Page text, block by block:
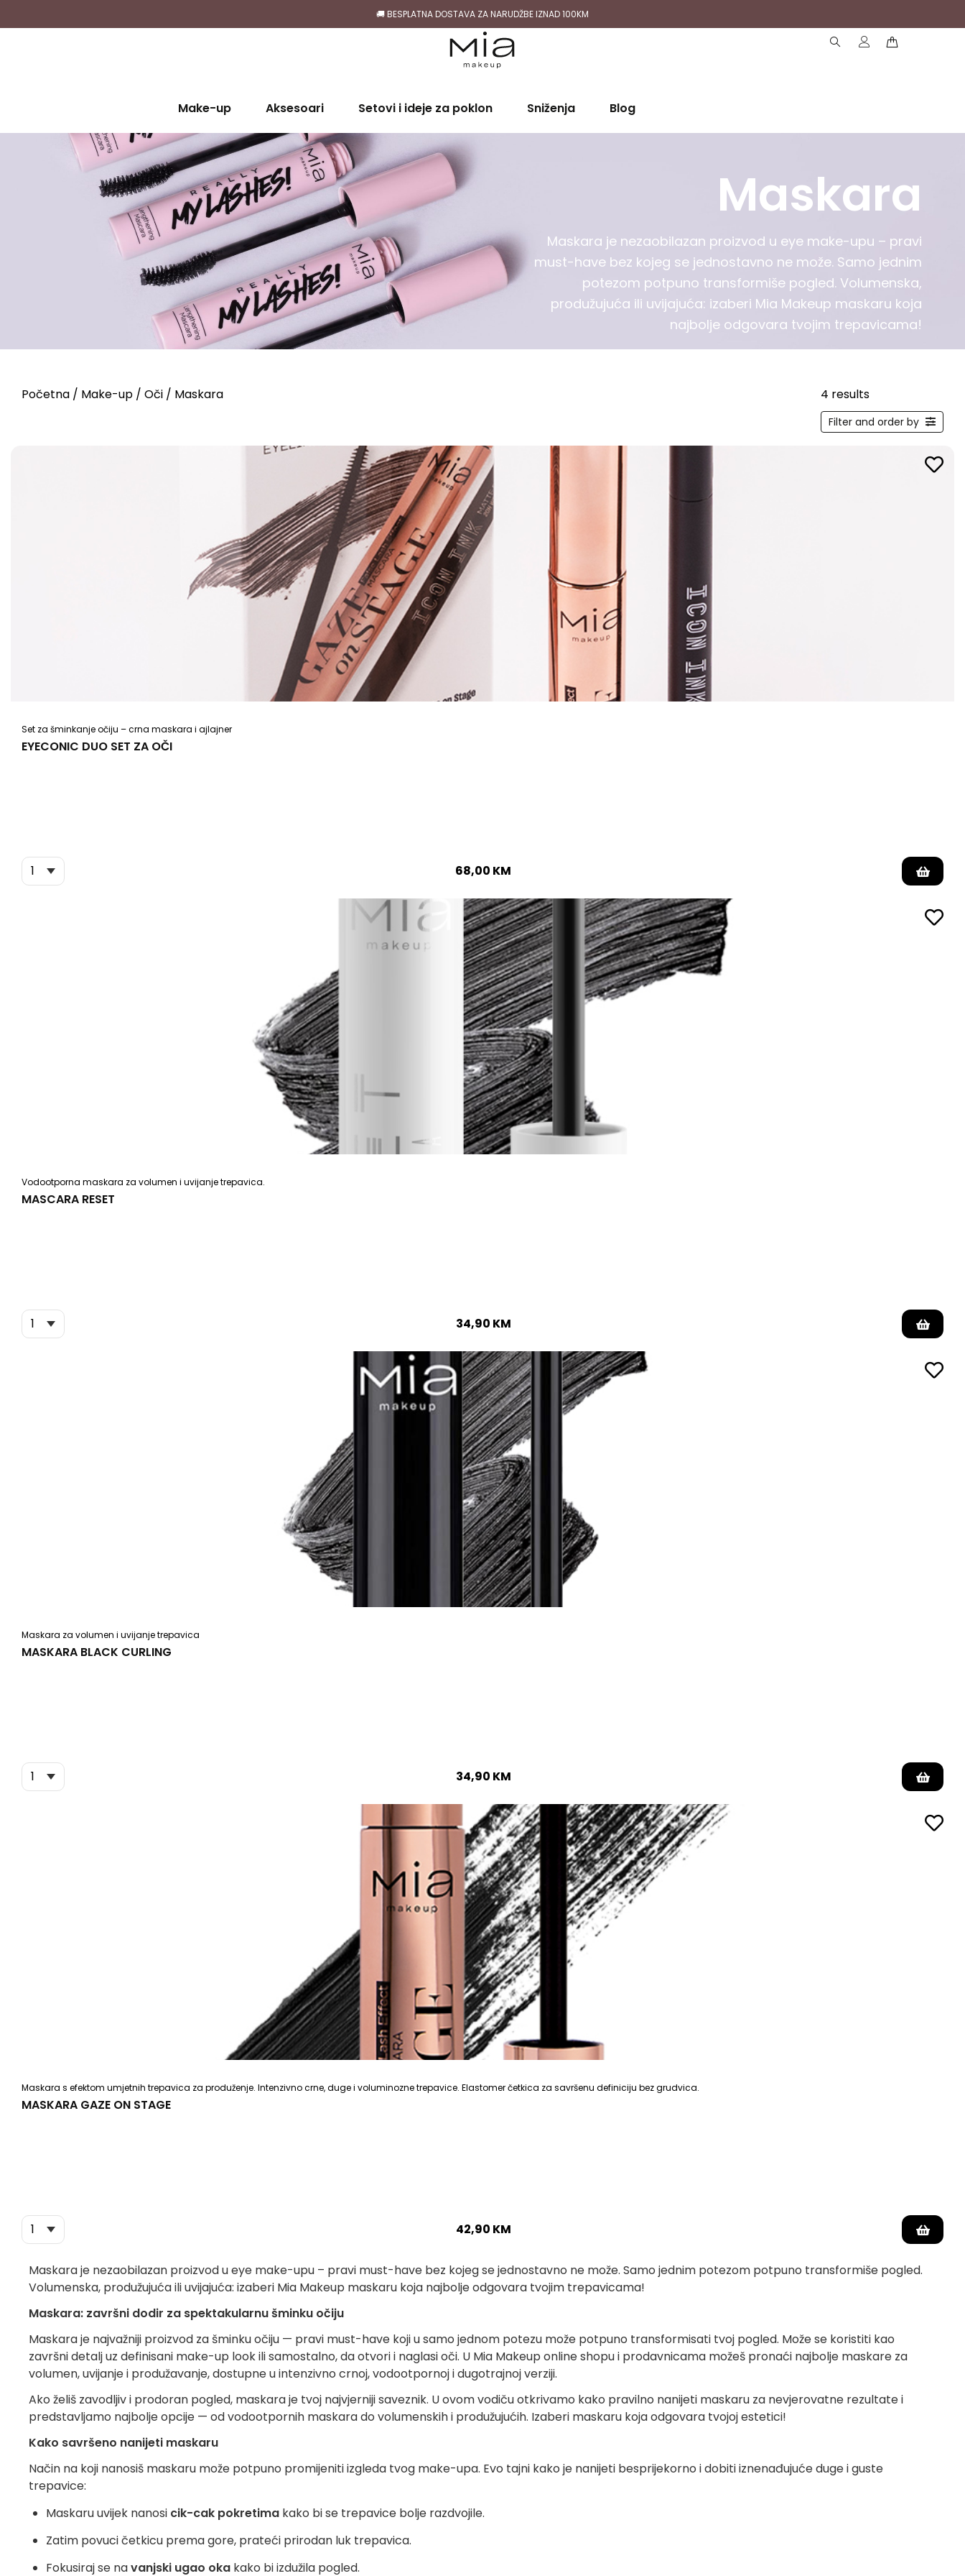
🚚 BESPLATNA DOSTAVA ZA NARUDŽBE IZNAD 100KM
Make-up Aksesoari Setovi i ideje za poklon Sniženja Blog
Maskara
Maskara je nezaobilazan proizvod u eye make-upu – pravi
must-have bez kojeg se jednostavno ne može. Samo jednim
potezom potpuno transformiše pogled. Volumenska,
produžujuća ili uvijajuća: izaberi Mia Makeup maskaru koja
najbolje odgovara tvojim trepavicama!
Početna / Make-up / Oči / Maskara 4 results
Filter and order by
Set za šminkanje očiju – crna maskara i ajlajner
EYECONIC DUO SET ZA OČI
68,00 KM
Vodootporna maskara za volumen i uvijanje trepavica.
MASCARA RESET
34,90 KM
Maskara za volumen i uvijanje trepavica
MASKARA BLACK CURLING
34,90 KM
Maskara s efektom umjetnih trepavica za produženje. Intenzivno crne, duge i voluminozne trepavice. Elastomer četkica za savršenu definiciju bez grudvica.
MASKARA GAZE ON STAGE
42,90 KM
Maskara je nezaobilazan proizvod u eye make-upu – pravi must-have bez kojeg se jednostavno ne može. Samo jednim potezom potpuno transformiše pogled.
Volumenska, produžujuća ili uvijajuća: izaberi Mia Makeup maskaru koja najbolje odgovara tvojim trepavicama!
Maskara: završni dodir za spektakularnu šminku očiju
Maskara je najvažniji proizvod za šminku očiju — pravi must-have koji u samo jednom potezu može potpuno transformisati tvoj pogled. Može se koristiti kao
završni detalj uz definisani make-up look ili samostalno, da otvori i naglasi oči. U Mia Makeup online shopu i prodavnicama možeš pronaći najbolje maskare za
volumen, uvijanje i produžavanje, dostupne u intenzivno crnoj, vodootpornoj i dugotrajnoj verziji.
Ako želiš zavodljiv i prodoran pogled, maskara je tvoj najvjerniji saveznik. U ovom vodiču otkrivamo kako pravilno nanijeti maskaru za nevjerovatne rezultate i
predstavljamo najbolje opcije — od vodootpornih maskara do volumenskih i produžujućih. Izaberi maskaru koja odgovara tvojoj estetici!
Kako savršeno nanijeti maskaru
Način na koji nanosiš maskaru može potpuno promijeniti izgleda tvog make-upa. Evo tajni kako je nanijeti besprijekorno i dobiti iznenađujuće duge i guste
trepavice:
Maskaru uvijek nanosi cik-cak pokretima kako bi se trepavice bolje razdvojile.
Zatim povuci četkicu prema gore, prateći prirodan luk trepavica.
Fokusiraj se navanjski ugao oka kako bi izdužila pogled.